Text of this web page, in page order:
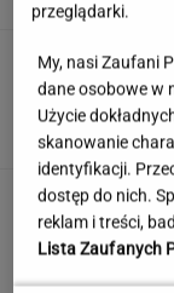
przeglądarki.
My, nasi Zaufani
dane osobowe w
Użycie
skanowanie
identyfikacji.
dostęp do nich.
reklam i treści,
Lista Zaufanych